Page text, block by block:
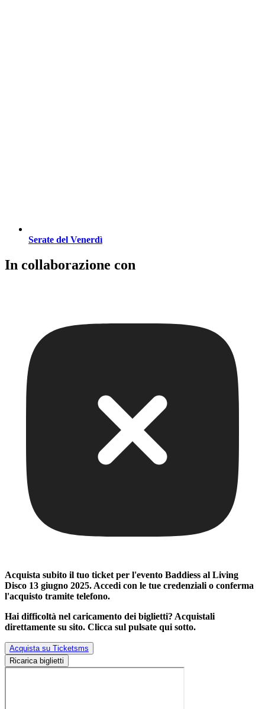
Serate del Venerdì
In collaborazione con
Acquista subito il tuo ticket per l'evento Baddiess al Living
Disco 13 giugno 2025. Accedi con le tue credenziali o conferma
l'acquisto tramite telefono.
Hai difficoltà nel caricamento dei biglietti? Acquistali
direttamente su sito. Clicca sul pulsate qui sotto.
Acquista su Ticketsms
Ricarica biglietti